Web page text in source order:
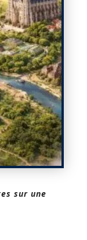
sur une